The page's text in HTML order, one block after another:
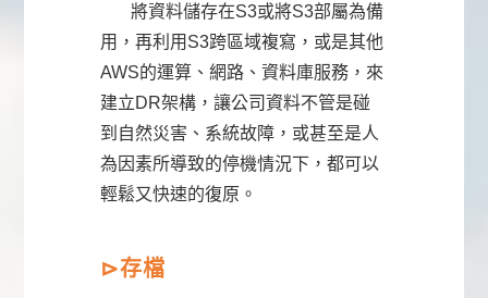
將資料儲存在S3或將S3部屬為備
用，再利用S3跨區域複寫，或是其他
AWS的運算、網路、資料庫服務，來
建立DR架構，讓公司資料不管是碰
到自然災害、系統故障，或甚至是人
為因素所導致的停機情況下，都可以
輕鬆又快速的復原。
⊳存檔